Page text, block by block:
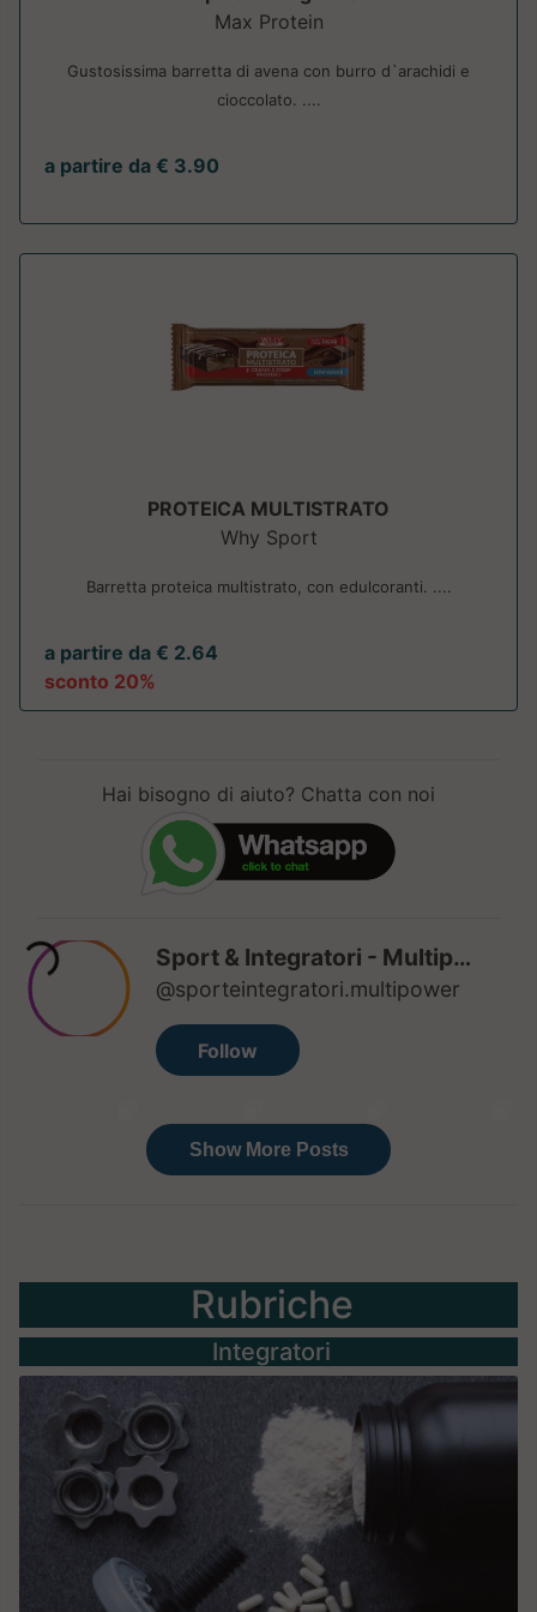
Max Protein
Gustosissima barretta di avena con burro d`arachidi e
cioccolato. ....
a partire da € 3.90
PROTEICA MULTISTRATO
Why Sport
Barretta proteica multistrato, con edulcoranti. ....
a partire da € 2.64
sconto 20%
Hai bisogno di aiuto? Chatta con noi
Rubriche
Integratori